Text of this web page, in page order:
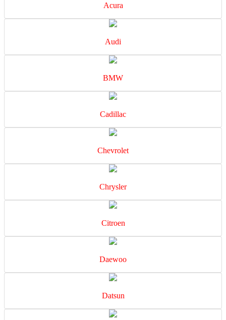
Acura
Audi
BMW
Cadillac
Chevrolet
Chrysler
Citroen
Daewoo
Datsun